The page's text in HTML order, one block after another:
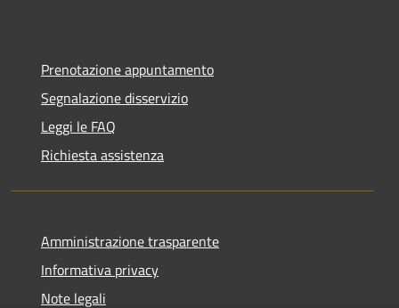
Prenotazione appuntamento
Segnalazione disservizio
Leggi le FAQ
Richiesta assistenza
Amministrazione trasparente
Informativa privacy
Note legali